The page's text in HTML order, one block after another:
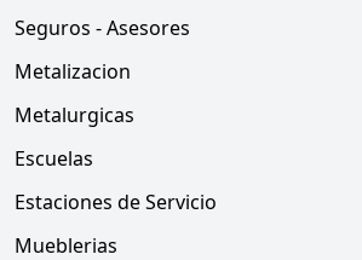
Seguros - Asesores
Metalizacion
Metalurgicas
Escuelas
Estaciones de Servicio
Mueblerias